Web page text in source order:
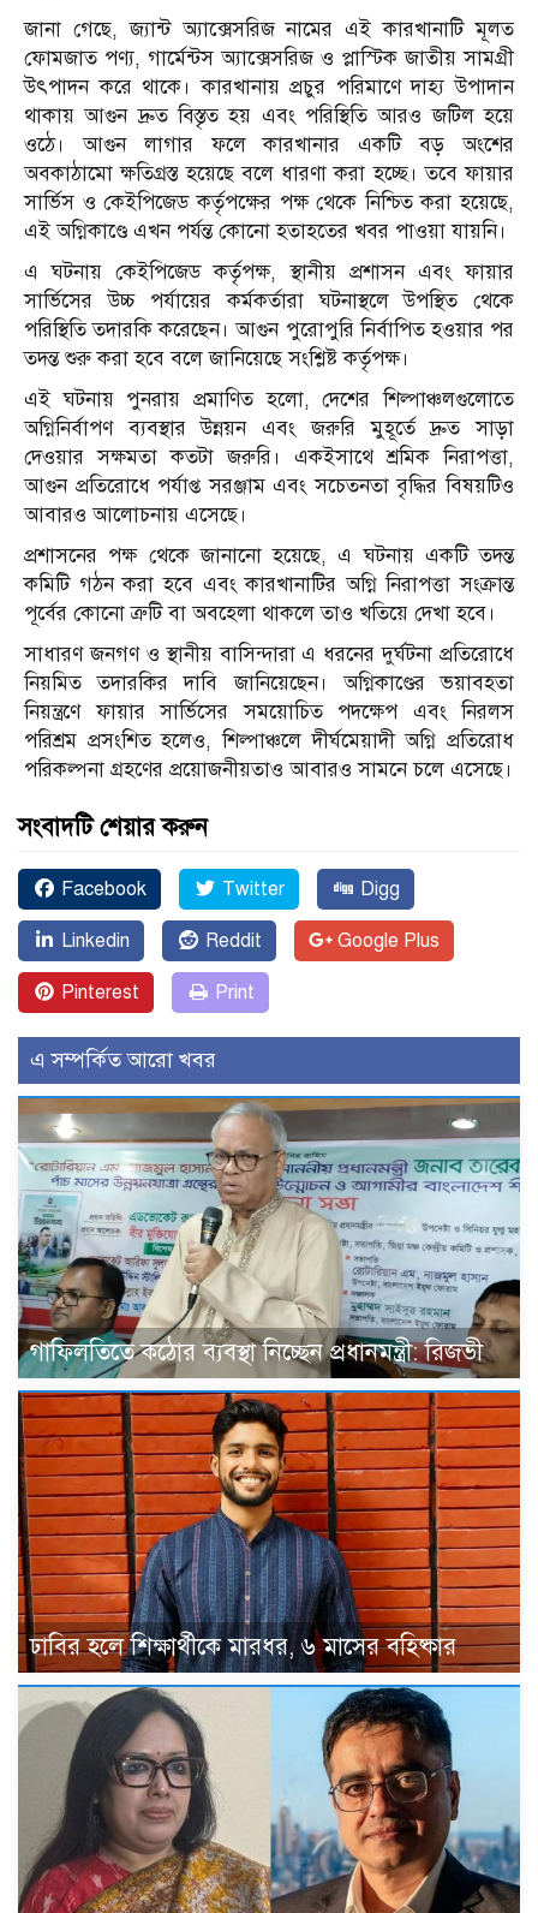
জানা গেছে, জ্যান্ট অ্যাক্সেসরিজ নামের এই কারখানাটি মূলত
ফোমজাত পণ্য, গার্মেন্টস অ্যাক্সেসরিজ ও প্লাস্টিক জাতীয় সামগ্রী
উৎপাদন করে থাকে। কারখানায় প্রচুর পরিমাণে দাহ্য উপাদান
থাকায় আগুন দ্রুত বিস্তৃত হয় এবং পরিস্থিতি আরও জটিল হয়ে
ওঠে। আগুন লাগার ফলে কারখানার একটি বড় অংশের
অবকাঠামো ক্ষতিগ্রস্ত হয়েছে বলে ধারণা করা হচ্ছে। তবে ফায়ার
সার্ভিস ও কেইপিজেড কর্তৃপক্ষের পক্ষ থেকে নিশ্চিত করা হয়েছে,
এই অগ্নিকাণ্ডে এখন পর্যন্ত কোনো হতাহতের খবর পাওয়া যায়নি।
এ ঘটনায় কেইপিজেড কর্তৃপক্ষ, স্থানীয় প্রশাসন এবং ফায়ার
সার্ভিসের উচ্চ পর্যায়ের কর্মকর্তারা ঘটনাস্থলে উপস্থিত থেকে
পরিস্থিতি তদারকি করেছেন। আগুন পুরোপুরি নির্বাপিত হওয়ার পর
তদন্ত শুরু করা হবে বলে জানিয়েছে সংশ্লিষ্ট কর্তৃপক্ষ।
এই ঘটনায় পুনরায় প্রমাণিত হলো, দেশের শিল্পাঞ্চলগুলোতে
অগ্নিনির্বাপণ ব্যবস্থার উন্নয়ন এবং জরুরি মুহূর্তে দ্রুত সাড়া
দেওয়ার সক্ষমতা কতটা জরুরি। একইসাথে শ্রমিক নিরাপত্তা,
আগুন প্রতিরোধে পর্যাপ্ত সরঞ্জাম এবং সচেতনতা বৃদ্ধির বিষয়টিও
আবারও আলোচনায় এসেছে।
প্রশাসনের পক্ষ থেকে জানানো হয়েছে, এ ঘটনায় একটি তদন্ত
কমিটি গঠন করা হবে এবং কারখানাটির অগ্নি নিরাপত্তা সংক্রান্ত
পূর্বের কোনো ত্রুটি বা অবহেলা থাকলে তাও খতিয়ে দেখা হবে।
সাধারণ জনগণ ও স্থানীয় বাসিন্দারা এ ধরনের দুর্ঘটনা প্রতিরোধে
নিয়মিত তদারকির দাবি জানিয়েছেন। অগ্নিকাণ্ডের ভয়াবহতা
নিয়ন্ত্রণে ফায়ার সার্ভিসের সময়োচিত পদক্ষেপ এবং নিরলস
পরিশ্রম প্রসংশিত হলেও, শিল্পাঞ্চলে দীর্ঘমেয়াদী অগ্নি প্রতিরোধ
পরিকল্পনা গ্রহণের প্রয়োজনীয়তাও আবারও সামনে চলে এসেছে।
সংবাদটি শেয়ার করুন
Facebook Twitter Digg
Linkedin Reddit Google Plus
Pinterest Print
এ সম্পর্কিত আরো খবর
গাফিলতিতে কঠোর ব্যবস্থা নিচ্ছেন প্রধানমন্ত্রী: রিজভী
ঢাবির হলে শিক্ষার্থীকে মারধর, ৬ মাসের বহিষ্কার